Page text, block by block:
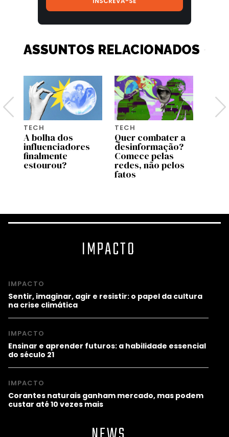
ASSUNTOS RELACIONADOS
TECH
A bolha dos
influenciadores
finalmente
estourou?
TECH
Quer combater a
desinformação?
Comece pelas
redes, não pelos
fatos
IMPACTO
IMPACTO
Sentir, imaginar, agir e resistir: o papel da cultura
na crise climática
IMPACTO
Ensinar e aprender futuros: a habilidade essencial
do século 21
IMPACTO
Corantes naturais ganham mercado, mas podem
custar até 10 vezes mais